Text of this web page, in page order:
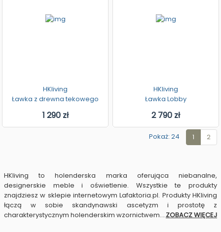
HKliving
Ławka z drewna tekowego
1 290 zł
HKliving
Ławka Lobby
2 790 zł
Pokaż: 24 1 2
HKliving to holenderska marka oferująca niebanalne,
designerskie meble i oświetlenie. Wszystkie te produkty
znajdziesz w sklepie internetowym Lafaktoria.pl. Produkty HKliving
łączą w sobie skandynawski ascetyzm i prostotę z
charakterystycznym holenderskim wzornictwem....ZOBACZ WIĘCEJ